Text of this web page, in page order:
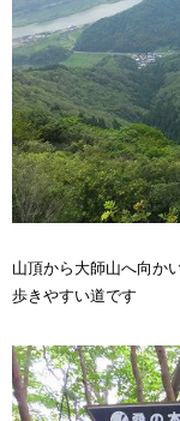
山頂から大師山へ向か
歩きやすい道です